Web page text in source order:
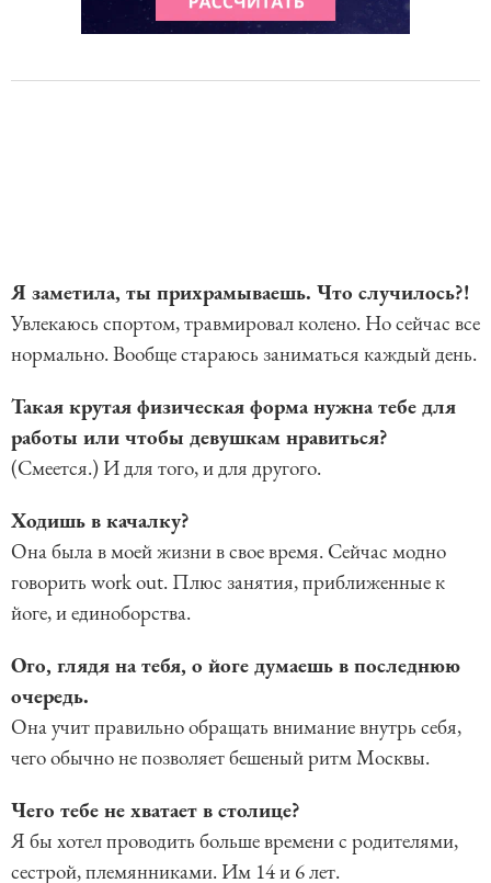
Я заметила, ты прихрамываешь. Что случилось?!
Увлекаюсь спортом, травмировал колено. Но сейчас все
нормально. Вообще стараюсь заниматься каждый день.
Такая крутая физическая форма нужна тебе для
работы или чтобы девушкам нравиться?
(Смеется.) И для того, и для другого.
Ходишь в качалку?
Она была в моей жизни в свое время. Сейчас модно
говорить work out. Плюс занятия, приближенные к
йоге, и единоборства.
Ого, глядя на тебя, о йоге думаешь в последнюю
очередь.
Она учит правильно обращать внимание внутрь себя,
чего обычно не позволяет бешеный ритм Москвы.
Чего тебе не хватает в столице?
Я бы хотел проводить больше времени с родителями,
сестрой, племянниками. Им 14 и 6 лет.